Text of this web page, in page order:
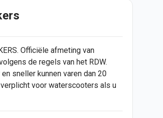
Officiële afmeting van
de regels van het RDW.
sneller kunnen varen dan 20
voor waterscooters als u